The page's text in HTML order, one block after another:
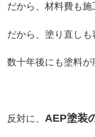
だから、材料費も施
だから、塗り直しも
数十年後にも塗料が
反対に、 AEP塗装